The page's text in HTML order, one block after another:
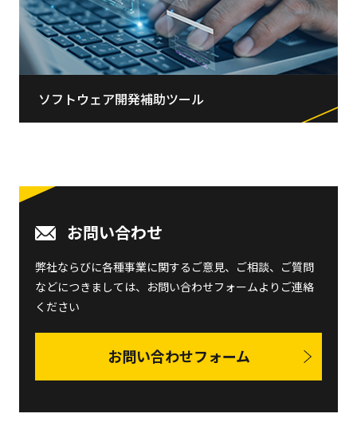
ソフトウェア開発補助ツール
お問い合わせ
弊社ならびに各種事業に関するご意見、ご相談、ご質問
などにつきましては、 お問い合わせフォームよりご連絡
ください
お問い合わせフォーム